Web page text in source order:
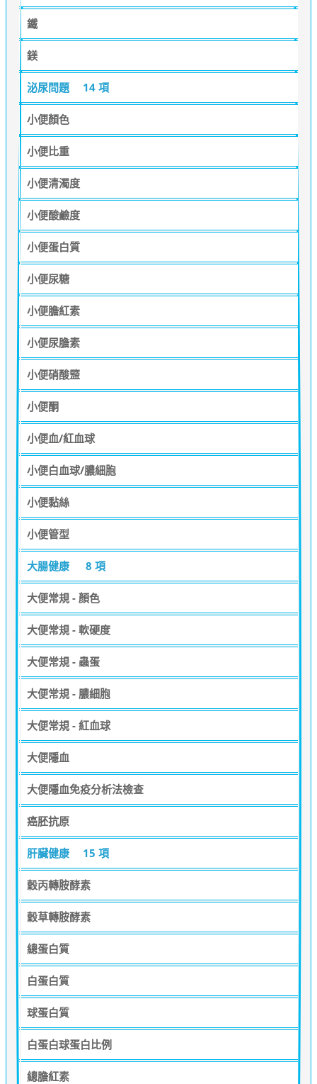
鐵
鎂
泌尿問題 14 項
小便顏色
小便比重
小便清濁度
小便酸鹼度
小便蛋白質
小便尿糖
小便膽紅素
小便尿膽素
小便硝酸盬
小便酮
小便血/紅血球
小便白血球/膿細胞
小便黏絲
小便管型
大腸健康 8 項
大便常規 - 顏色
大便常規 - 軟硬度
大便常規 - 蟲蛋
大便常規 - 膿細胞
大便常規 - 紅血球
大便隱血
大便隱血免疫分析法檢查
癌胚抗原
肝臟健康 15 項
穀丙轉胺酵素
穀草轉胺酵素
總蛋白質
白蛋白質
球蛋白質
白蛋白球蛋白比例
總膽紅素